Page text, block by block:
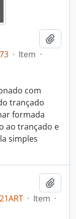
· Item ·
com
trançado
formada
ao trançado e
simples
· Item ·